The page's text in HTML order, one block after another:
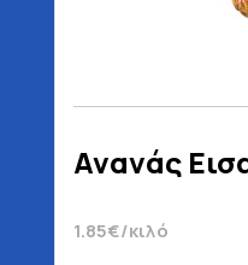
Ανανάς
1.85€/κιλό